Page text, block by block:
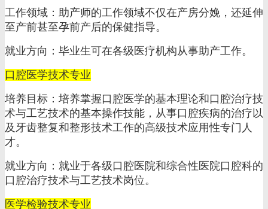
工作领域：助产师的工作领域不仅在产房分娩，还延伸
至产前甚至孕前产后的保健指导。
就业方向：毕业生可在各级医疗机构从事助产工作。
口腔医学技术专业
培养目标：培养掌握口腔医学的基本理论和口腔治疗技
术与工艺技术的基本操作技能，从事口腔疾病的治疗以
及牙齿整复和整形技术工作的高级技术应用性专门人
才。
就业方向：就业于各级口腔医院和综合性医院口腔科的
口腔治疗技术与工艺技术岗位。
医学检验技术专业